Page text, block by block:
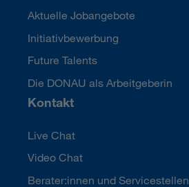
Aktuelle Jobangebote
Initiativbewerbung
Future Talents
Die DONAU als Arbeitgeberin
Kontakt
Live Chat
Video Chat
Berater:innen und Servicestellen